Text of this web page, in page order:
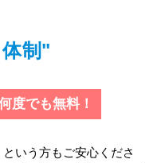
制"
度でも無料！
いう方もご安心くださ